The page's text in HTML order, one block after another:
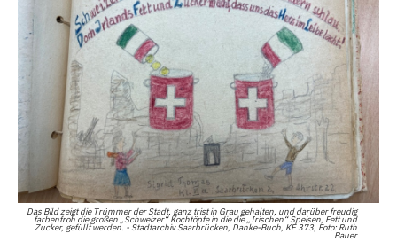
Das Bild zeigt die Trümmer der Stadt, ganz trist in Grau gehalten, und darüber freudig
farbenfroh die großen „Schweizer“ Kochtöpfe in die die „Irischen“ Speisen, Fett und
Zucker, gefüllt werden. - Stadtarchiv Saarbrücken, Danke-Buch, KE 373, Foto: Ruth
Bauer